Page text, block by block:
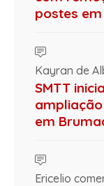
postes
Kayran de
SMTT
em
Ericelio